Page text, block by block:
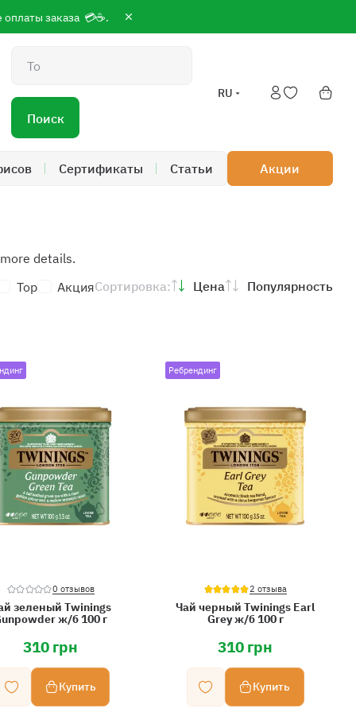
оплаты заказа 💳☕.
RU
Поиск
Сертификаты Статьи Акции
details.
Top АкцияСортировка: Цена
Популярность
0 отзывов
зеленый Twinings
ж/б 100 г
310 грн
Купить
Ребрендинг
2 отзыва
Чай черный Twinings Earl
Grey ж/б 100 г
310 грн
Купить